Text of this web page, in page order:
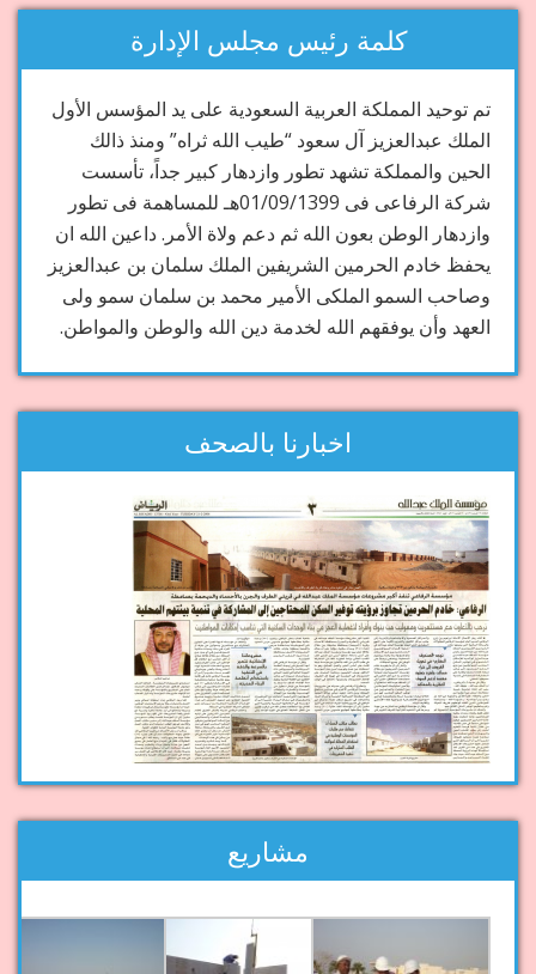
كلمة رئيس مجلس الإدارة
تم توحيد المملكة العربية السعودية على يد المؤسس الأول
الملك عبدالعزيز آل سعود “طيب الله ثراه” ومنذ ذالك
الحين والمملكة تشهد تطور وازدهار كبير جداً، تأسست
شركة الرفاعى فى 01/09/1399هـ للمساهمة فى تطور
وازدهار الوطن بعون الله ثم دعم ولاة الأمر. داعين الله ان
يحفظ خادم الحرمين الشريفين الملك سلمان بن عبدالعزيز
وصاحب السمو الملكى الأمير محمد بن سلمان سمو ولى
العهد وأن يوفقهم الله لخدمة دين الله والوطن والمواطن.
اخبارنا بالصحف
مشاريع